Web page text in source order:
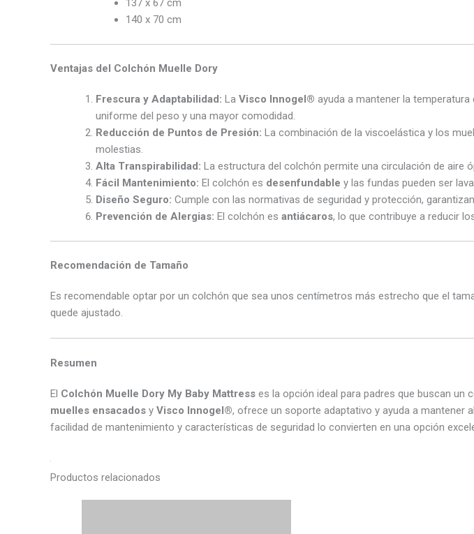
137 x 67 cm
140 x 70 cm
Ventajas del Colchón Muelle Dory
Frescura y Adaptabilidad: La Visco Innogel® ayuda a mantener la
uniforme del peso y una mayor comodidad.
Reducción de Puntos de Presión: La combinación de la viscoelástica y los
molestias.
Alta Transpirabilidad: La estructura del colchón permite una circulación de aire
Fácil Mantenimiento: El colchón es desenfundable y las fundas pueden ser
Diseño Seguro: Cumple con las normativas de seguridad y protección,
Prevención de Alergias: El colchón es antiácaros, lo que contribuye a reducir
Recomendación de Tamaño
Es recomendable optar por un colchón que sea unos centímetros más estrecho que el
quede ajustado.
Resumen
El Colchón Muelle Dory My Baby Mattress es la opción ideal para padres que buscan un
muelles ensacados y Visco Innogel®, ofrece un soporte adaptativo y ayuda a mantener
facilidad de mantenimiento y características de seguridad lo convierten en una opción
Productos relacionados